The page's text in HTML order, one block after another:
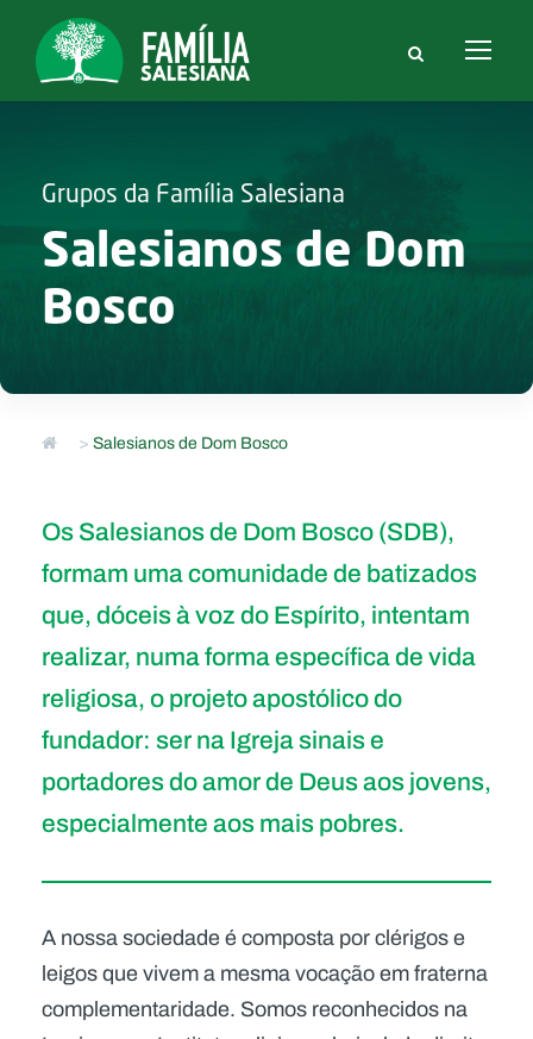
Grupos da Família Salesiana
Salesianos de Dom
Bosco
>Salesianos de Dom Bosco
Os Salesianos de Dom Bosco (SDB),
formam uma comunidade de batizados
que, dóceis à voz do Espírito, intentam
realizar, numa forma específica de vida
religiosa, o projeto apostólico do
fundador: ser na Igreja sinais e
portadores do amor de Deus aos jovens,
especialmente aos mais pobres.
A nossa sociedade é composta por clérigos e
leigos que vivem a mesma vocação em fraterna
complementaridade. Somos reconhecidos na